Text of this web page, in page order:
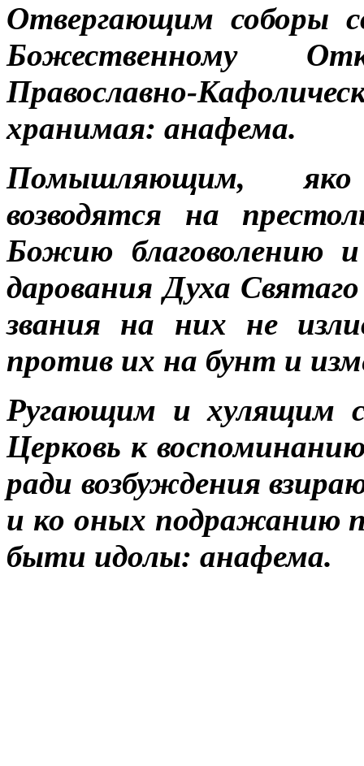
Отвергающим соборы
Божественному
Православно-
хранимая: анафема.
Помышляющим, яко
возводятся на
Божию благоволению
дарования Духа
звания на них не
против их на бунт и
Ругающим и хулящим
Церковь к
ради возбуждения
и ко оных подражанию
быти идолы: анафема.